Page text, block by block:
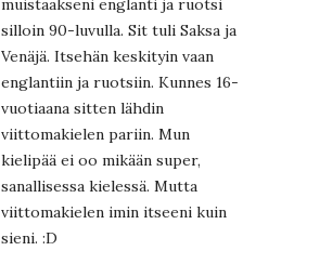
muistaakseni englanti ja ruotsi
silloin 90-luvulla. Sit tuli Saksa ja
Venäjä. Itsehän keskityin vaan
englantiin ja ruotsiin. Kunnes 16-
vuotiaana sitten lähdin
viittomakielen pariin. Mun
kielipää ei oo mikään super,
sanallisessa kielessä. Mutta
viittomakielen imin itseeni kuin
sieni. :D